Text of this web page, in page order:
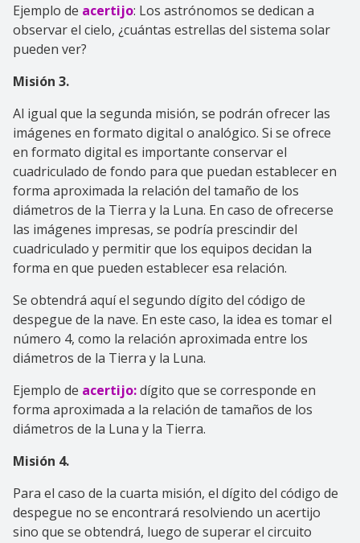
Ejemplo de acertijo: Los astrónomos se dedican a
observar el cielo, ¿cuántas estrellas del sistema solar
pueden ver?
Misión 3.
Al igual que la segunda misión, se podrán ofrecer las
imágenes en formato digital o analógico. Si se ofrece
en formato digital es importante conservar el
cuadriculado de fondo para que puedan establecer en
forma aproximada la relación del tamaño de los
diámetros de la Tierra y la Luna. En caso de ofrecerse
las imágenes impresas, se podría prescindir del
cuadriculado y permitir que los equipos decidan la
forma en que pueden establecer esa relación.
Se obtendrá aquí el segundo dígito del código de
despegue de la nave. En este caso, la idea es tomar el
número 4, como la relación aproximada entre los
diámetros de la Tierra y la Luna.
Ejemplo de acertijo:dígito que se corresponde en
forma aproximada a la relación de tamaños de los
diámetros de la Luna y la Tierra.
Misión 4.
Para el caso de la cuarta misión, el dígito del código de
despegue no se encontrará resolviendo un acertijo
sino que se obtendrá, luego de superar el circuito